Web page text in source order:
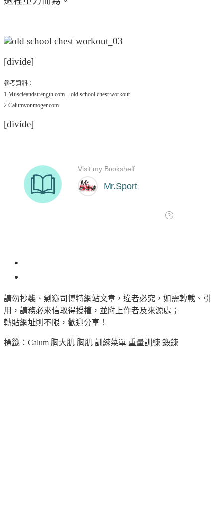
[divide]
參考資料：
1.Muscleandstrength.com－old school chest workout
2.Calumvonmoger.com
[divide]
請勿抄襲、剽竊司博特網站文章，違者必究，如需轉載、引
用，請務必來信取得授權，並附上作者及來源處；
轉貼網址則不限，歡迎分享！
標籤： Calum 胸大肌 胸肌 訓練菜單 重量訓練 鍛鍊